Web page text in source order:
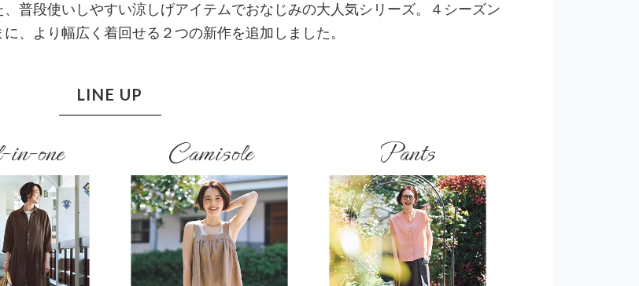
普段使いしやすい涼しげアイテムでおなじみの大人気シリーズ。４シーズン
、より幅広く着回せる２つの新作を追加しました。
LINE UP
one Camisole Pants